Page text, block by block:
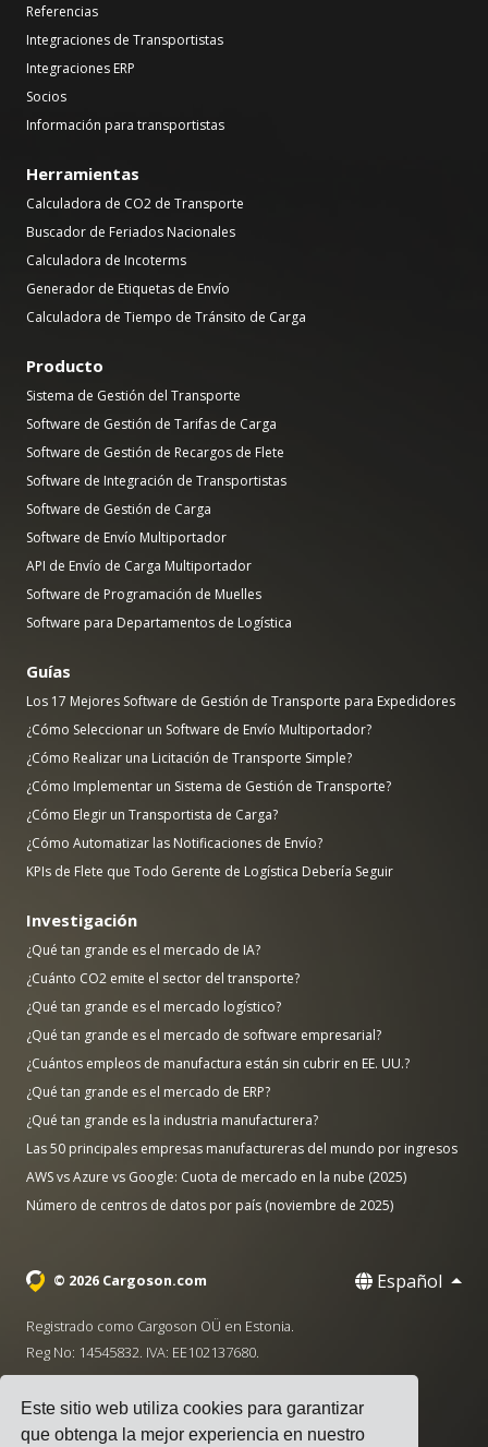
Este sitio web utiliza cookies para garantizar
que obtenga la mejor experiencia en nuestro
Referencias
Integraciones de Transportistas
Integraciones ERP
Socios
Información para transportistas
Herramientas
Calculadora de CO2 de Transporte
Buscador de Feriados Nacionales
Calculadora de Incoterms
Generador de Etiquetas de Envío
Calculadora de Tiempo de Tránsito de Carga
Producto
Sistema de Gestión del Transporte
Software de Gestión de Tarifas de Carga
Software de Gestión de Recargos de Flete
Software de Integración de Transportistas
Software de Gestión de Carga
Software de Envío Multiportador
API de Envío de Carga Multiportador
Software de Programación de Muelles
Software para Departamentos de Logística
Guías
Los 17 Mejores Software de Gestión de Transporte para Expedidores
¿Cómo Seleccionar un Software de Envío Multiportador?
¿Cómo Realizar una Licitación de Transporte Simple?
¿Cómo Implementar un Sistema de Gestión de Transporte?
¿Cómo Elegir un Transportista de Carga?
¿Cómo Automatizar las Notificaciones de Envío?
KPIs de Flete que Todo Gerente de Logística Debería Seguir
Investigación
¿Qué tan grande es el mercado de IA?
¿Cuánto CO2 emite el sector del transporte?
¿Qué tan grande es el mercado logístico?
¿Qué tan grande es el mercado de software empresarial?
¿Cuántos empleos de manufactura están sin cubrir en EE. UU.?
¿Qué tan grande es el mercado de ERP?
¿Qué tan grande es la industria manufacturera?
Las 50 principales empresas manufactureras del mundo por ingresos
AWS vs Azure vs Google: Cuota de mercado en la nube (2025)
Número de centros de datos por país (noviembre de 2025)
© 2026 Cargoson.com Español
Registrado como Cargoson OÜ en Estonia.
Reg No: 14545832. IVA: EE102137680.
· hello@cargoson.com